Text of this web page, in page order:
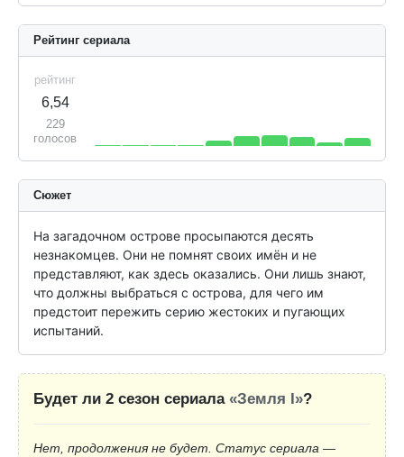
Рейтинг сериала
рейтинг
6,54
229
голосов
Сюжет
На загадочном острове просыпаются десять
незнакомцев. Они не помнят своих имён и не
представляют, как здесь оказались. Они лишь знают,
что должны выбраться с острова, для чего им
предстоит пережить серию жестоких и пугающих
испытаний.
Будет ли 2 сезон сериала «Земля I»?
Нет, продолжения не будет. Статус сериала —